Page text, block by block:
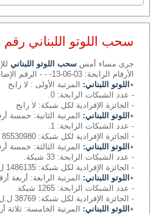
سحب اللوتو اللبناني رقم 1137 في 2013-10-21
جرى مساء أمس سحب اللوتو اللبناني
الأرقام الرابحة: 03-06-13- - - الرقم الإضافي: 05
٭ اللوتو اللبناني: المرتبة الأولى : لا رابح
- عدد الشبكات الرابحة: 0.
- الجائزة الإفرادية لكل شبكة: لا رابح
٭ اللوتو اللبناني: المرتبة الثانية: خمسة
- عدد الشبكات الرابحة: 1.
- الجائزة الإفرادية لكل شبكة: 85530980 ل.ل.
٭ اللوتو اللبناني: المرتبة الثالثة: خمسة
- عدد الشبكات الرابحة: 33 شبكة.
- الجائزة الإفرادية لكل شبكة: 1486135 ل.ل.
٭ اللوتو اللبناني: المرتبة الرابعة: أربعة
- عدد الشبكات الرابحة: 1265 شبكة.
- الجائزة الإفرادية لكل شبكة: 38769 ل.ل.
٭ اللوتو اللبناني: المرتبة الخامسة: ثلاثة